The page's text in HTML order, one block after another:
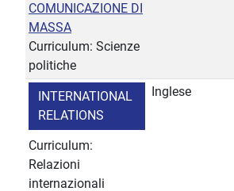
COMUNICAZIONE DI
MASSA
Curriculum: Scienze
politiche
INTERNATIONAL
RELATIONS
Curriculum:
Relazioni
internazionali
Inglese